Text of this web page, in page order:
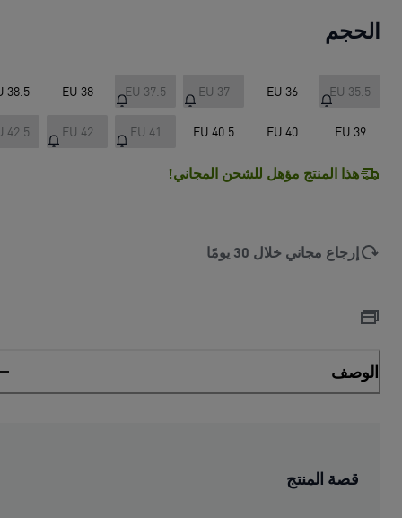
الحجم
EU 35.5
EU 36
EU 37
EU 37.5
EU 38
38.5
EU 39
EU 40
EU 40.5
EU 41
EU 42
42.5
هذا المنتج مؤهل للشحن المجاني!
إرجاع مجاني خلال 30 يومًا
الوصف
قصة المنتج